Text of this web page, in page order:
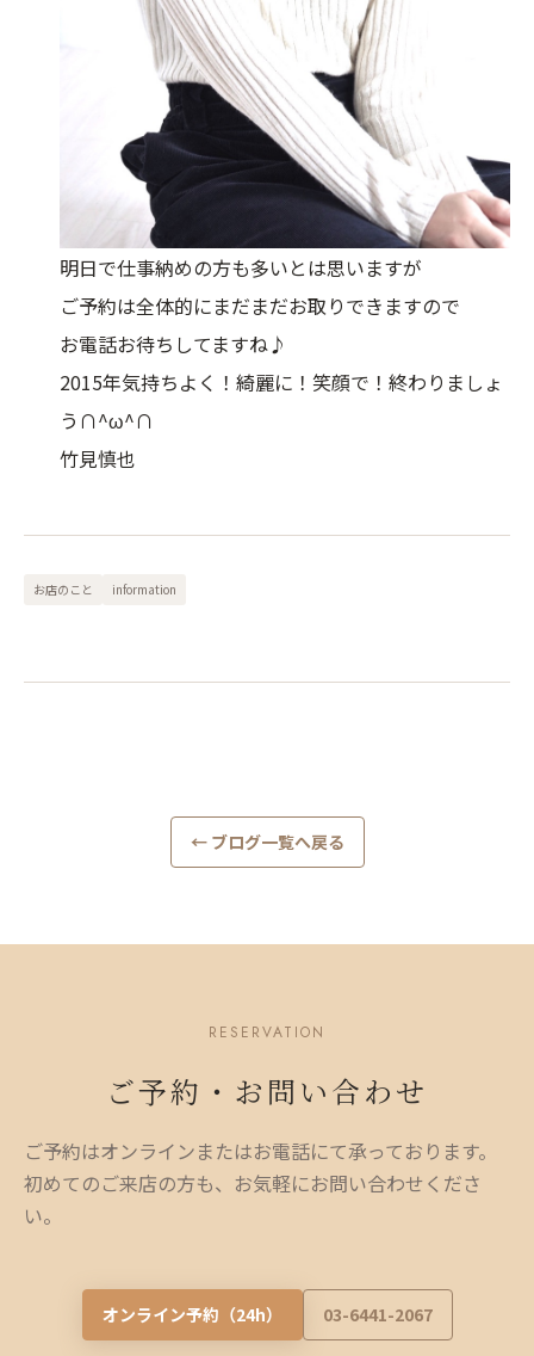
明日で仕事納めの方も多いとは思いますが
ご予約は全体的にまだまだお取りできますので
お電話お待ちしてますね♪
2015年気持ちよく！綺麗に！笑顔で！終わりましょ
う∩^ω^∩
竹見慎也
お店のこと information
← ブログ一覧へ戻る
RESERVATION
ご予約・お問い合わせ
ご予約はオンラインまたはお電話にて承っております。
初めてのご来店の方も、お気軽にお問い合わせくださ
い。
オンライン予約（24h） 03-6441-2067